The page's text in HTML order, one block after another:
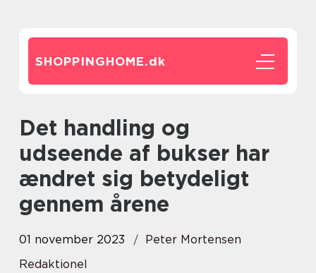
SHOPPINGHOME.dk
Det handling og
udseende af bukser har
ændret sig betydeligt
gennem årene
01 november 2023
Peter Mortensen
Redaktionel